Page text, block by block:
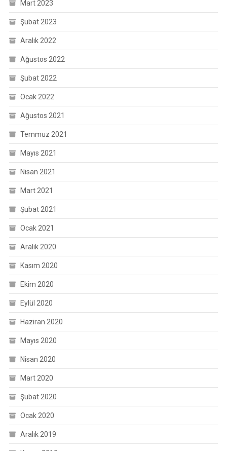
Mart 2023
Şubat 2023
Aralık 2022
Ağustos 2022
Şubat 2022
Ocak 2022
Ağustos 2021
Temmuz 2021
Mayıs 2021
Nisan 2021
Mart 2021
Şubat 2021
Ocak 2021
Aralık 2020
Kasım 2020
Ekim 2020
Eylül 2020
Haziran 2020
Mayıs 2020
Nisan 2020
Mart 2020
Şubat 2020
Ocak 2020
Aralık 2019